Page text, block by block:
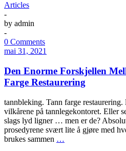
Articles
-
by admin
-
0 Comments
mai 31, 2021
Den Enorme Forskjellen
Farge Restaurering
tannbleking. Tann farge
vilkårene på tannlegekontoret. Eller
slags lyd ligner … men er de?
prosedyrene svært lite å gjøre med
brukes sammen …